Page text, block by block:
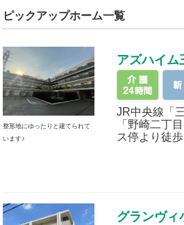
ピックアップホーム一覧
整形地にゆったりと建てられて
います♪
アズハイム
JR中央線「
「野崎二丁
ス停より徒
グランヴィ